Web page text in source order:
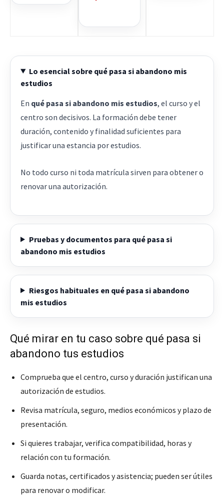
Lo esencial sobre qué pasa si abandono mis
estudios
En qué pasa si abandono mis estudios, el curso y el
centro son decisivos. La formación debe tener
duración, contenido y finalidad suficientes para
justificar una estancia por estudios.
No todo curso ni toda matrícula sirven para obtener o
renovar una autorización.
Pruebas y documentos para qué pasa si
abandono mis estudios
Riesgos habituales en qué pasa si abandono
mis estudios
Qué mirar en tu caso sobre qué pasa si
abandono tus estudios
Comprueba que el centro, curso y duración justifican una
autorización de estudios.
Revisa matrícula, seguro, medios económicos y plazo de
presentación.
Si quieres trabajar, verifica compatibilidad, horas y
relación con tu formación.
Guarda notas, certificados y asistencia; pueden ser útiles
para renovar o modificar.